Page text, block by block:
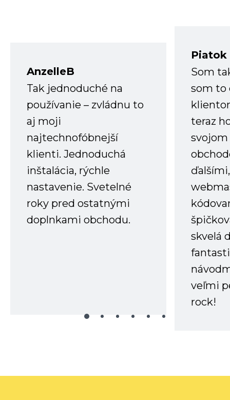
AnzelleB
Tak jednoduché na
používanie – zvládnu to
aj moji
najtechnofóbnejší
klienti. Jednoduchá
inštalácia, rýchle
nastavenie. Svetelné
roky pred ostatnými
doplnkami obchodu.
Piatok
Som
som to
teraz
skvelá
veľmi
rock!